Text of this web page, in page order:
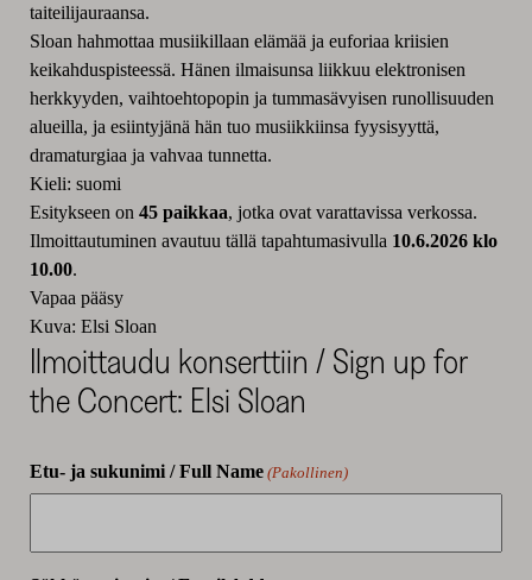
taiteilijauraansa.
Sloan hahmottaa musiikillaan elämää ja euforiaa kriisien
keikahduspisteessä. Hänen ilmaisunsa liikkuu elektronisen
herkkyyden, vaihtoehtopopin ja tummasävyisen runollisuuden
alueilla, ja esiintyjänä hän tuo musiikkiinsa fyysisyyttä,
dramaturgiaa ja vahvaa tunnetta.
Kieli: suomi
Esitykseen on 45 paikkaa, jotka ovat varattavissa verkossa.
Ilmoittautuminen avautuu tällä tapahtumasivulla 10.6.2026 klo
10.00.
Vapaa pääsy
Kuva: Elsi Sloan
Ilmoittaudu konserttiin / Sign up for
the Concert: Elsi Sloan
Etu- ja sukunimi / Full Name (Pakollinen)